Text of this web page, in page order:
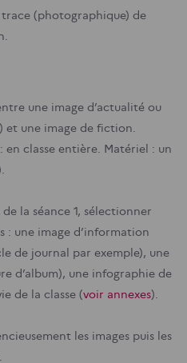
trace (photographique) de
une image d’actualité ou
et une image de fiction.
en classe entière. Matériel : un
la séance 1, sélectionner
: une image d’information
de journal par exemple), une
d’album), une infographie de
de la classe (voir annexes).
les images puis les